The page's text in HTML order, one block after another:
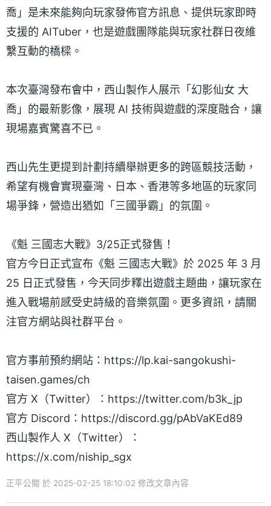
喬」是未來能夠向玩家發佈官方訊息、提供玩家即時
支援的 AITuber，也是遊戲團隊能與玩家社群日夜維
繫互動的橋樑。
本次臺灣發布會中，西山製作人展示「幻影仙女 大
喬」的最新影像，展現 AI 技術與遊戲的深度融合，讓
現場嘉賓驚喜不已。
西山先生更提到計劃持續舉辦更多的跨區競技活動，
希望有機會實現臺灣、日本、香港等多地區的玩家同
場爭鋒，營造出猶如「三國爭霸」的氛圍。
《魁 三國志大戰》3/25正式發售！
官方今日正式宣布《魁 三國志大戰》於 2025 年 3 月
25 日正式發售，今天同步釋出遊戲主題曲，讓玩家在
進入戰場前感受史詩級的音樂氛圍。更多資訊，請關
注官方網站與社群平台。
官方事前預約網站：https://lp.kai-sangokushi-
taisen.games/ch
官方 X（Twitter）：https://twitter.com/b3k_jp
官方 Discord：https://discord.gg/pAbVaKEd89
西山製作人 X（Twitter）：
https://x.com/niship_sgx
正平公關 於 2025-02-25 18:10:02 修改文章內容